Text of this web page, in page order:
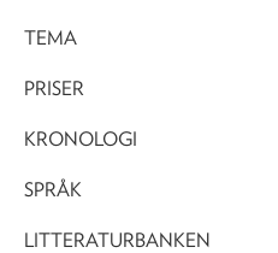
TEMA
PRISER
KRONOLOGI
SPRÅK
LITTERATURBANKEN